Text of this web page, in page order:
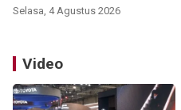
Selasa, 4 Agustus 2026
Video